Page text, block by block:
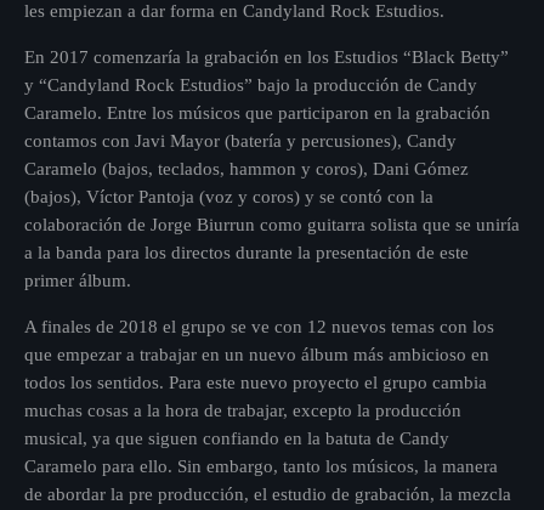
noviembre 2024
octubre 2024
septiembre 2023
Categories
Uncategorized
Now playing
les empiezan a dar forma en Candyland Rock Estudios.
En 2017 comenzaría la grabación en los Estudios “Black Betty”
y “Candyland Rock Estudios” bajo la producción de Candy
Caramelo. Entre los músicos que participaron en la grabación
contamos con Javi Mayor (batería y percusiones), Candy
Caramelo (bajos, teclados, hammon y coros), Dani Gómez
(bajos), Víctor Pantoja (voz y coros) y se contó con la
colaboración de Jorge Biurrun como guitarra solista que se uniría
a la banda para los directos durante la presentación de este
primer álbum.
A finales de 2018 el grupo se ve con 12 nuevos temas con los
que empezar a trabajar en un nuevo álbum más ambicioso en
todos los sentidos. Para este nuevo proyecto el grupo cambia
muchas cosas a la hora de trabajar, excepto la producción
musical, ya que siguen confiando en la batuta de Candy
Caramelo para ello. Sin embargo, tanto los músicos, la manera
de abordar la pre producción, el estudio de grabación, la mezcla